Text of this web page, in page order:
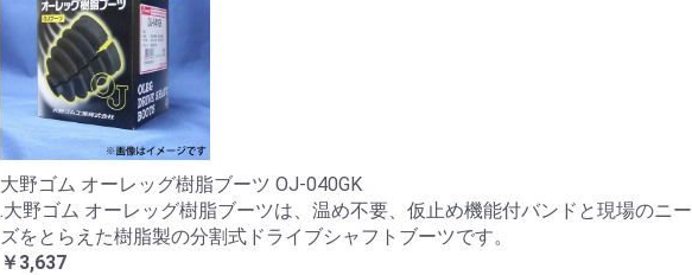
大野ゴム オーレッグ樹脂ブーツ OJ-040GK
.大野ゴム オーレッグ樹脂ブーツは、温め不要、仮止め機能付バンドと現場のニー
ズをとらえた樹脂製の分割式ドライブシャフトブーツです。
￥3,637